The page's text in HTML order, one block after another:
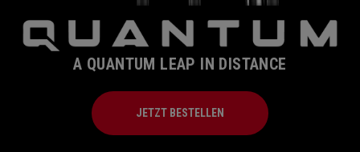
A QUANTUM LEAP IN DISTANCE
JETZT BESTELLEN